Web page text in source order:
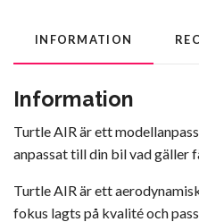
INFORMATION
Information
Turtle AIR är ett
anpassat till din bil vad gäller
Turtle AIR är ett
fokus lagts på kvalité och